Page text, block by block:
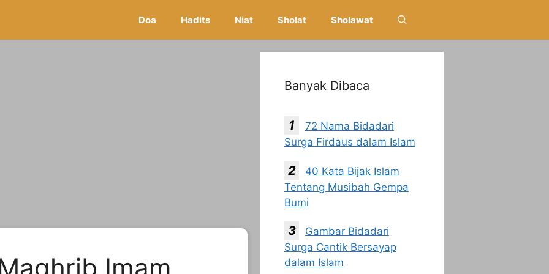
Doa Hadits Niat Sholat Sholawat
Imam
Banyak Dibaca
72 Nama Bidadari
Surga Firdaus dalam Islam
40 Kata Bijak Islam
Tentang Musibah Gempa
Bumi
Gambar Bidadari
Surga Cantik Bersayap
dalam Islam